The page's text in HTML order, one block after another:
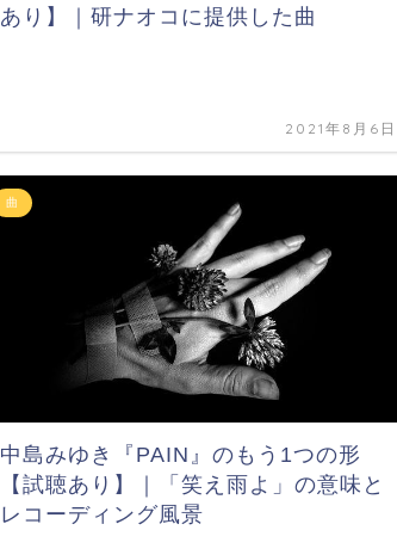
あり】｜研ナオコに提供した曲
2021年8月6日
曲
中島みゆき『PAIN』のもう1つの形
【試聴あり】｜「笑え雨よ」の意味と
レコーディング風景